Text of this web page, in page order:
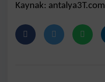
Kaynak: antalya3T.com